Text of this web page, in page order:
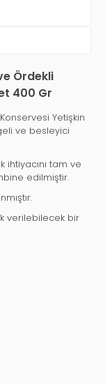
Ördekli
400 Gr
Yetişkin
ve besleyici
tam ve
edilmiştir.
verilebilecek bir